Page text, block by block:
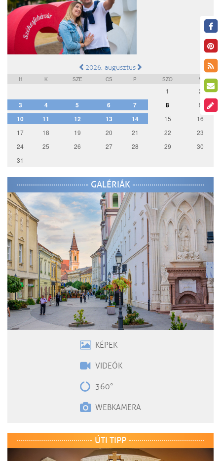
2026. augusztus
H K SZE CS P SZO V
1 2
3 4 5 6 7 8 9
10 11 12 13 14 15
16
17
18 19 20 21 22
23
24
25 26 27 28 29
30
31
GALÉRIÁK
KÉPEK
VIDEÓK
360°
WEBKAMERA
ÚTI TIPP